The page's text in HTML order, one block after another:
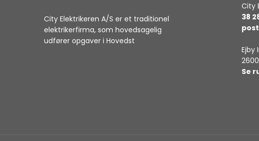
City Elektrikeren A/S er et traditionel
elektrikerfirma, som hovedsagelig
udfører opgaver i Hovedst
City
38
Ejby
Se